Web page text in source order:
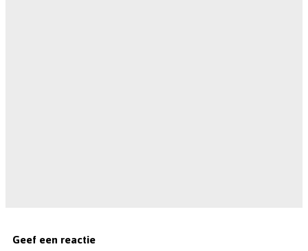
Geef een reactie